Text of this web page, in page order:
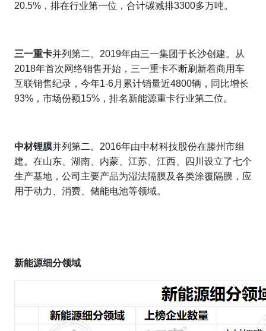
20.5%，排在行业第一位，合计碳减排3300多万吨。
三一重卡并列第二。2019年由三一集团于长沙创建。从
2018年首次网络销售开始，三一重卡不断刷新着商用车
互联销售纪录，今年1-6月累计销量近4800辆，同比增长
93%，市场份额15%，排名新能源重卡行业第二位。
中材锂膜并列第二。2016年由中材科技股份在滕州市组
建。在山东、湖南、内蒙、江苏、江西、四川设立了七个
生产基地，公司主要产品为湿法隔膜及各类涂覆隔膜，应
用于动力、消费、储能电池等领域。
新能源细分领域